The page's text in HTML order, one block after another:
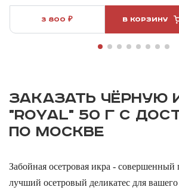
3 800 ₽ В КОРЗИНУ
ЗАКАЗАТЬ ЧЁРНУЮ
"ROYAL" 50 Г С
ПО МОСКВЕ
Забойная осетровая икра - совершенный
лучший осетровый деликатес для